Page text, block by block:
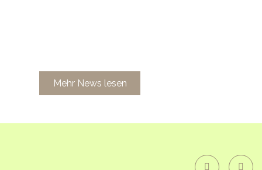
Mehr News lesen